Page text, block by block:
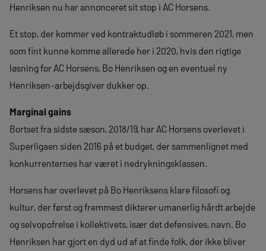
Henriksen nu har annonceret sit stop i AC Horsens.
Et stop, der kommer ved kontraktudløb i sommeren 2021, men
som fint kunne komme allerede her i 2020, hvis den rigtige
løsning for AC Horsens, Bo Henriksen og en eventuel ny
Henriksen-arbejdsgiver dukker op.
Marginal gains
Bortset fra sidste sæson, 2018/19, har AC Horsens overlevet i
Superligaen siden 2016 på et budget, der sammenlignet med
konkurrenternes har været i nedrykningsklassen.
Horsens har overlevet på Bo Henriksens klare filosofi og
kultur, der først og fremmest dikterer umanerlig hårdt arbejde
og selvopofrelse i kollektivets, især det defensives, navn. Bo
Henriksen har gjort en dyd ud af at finde folk, der ikke bliver